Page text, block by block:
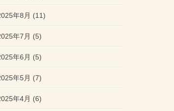
年8月 (11)
年7月 (5)
年6月 (5)
年5月 (7)
年4月 (6)